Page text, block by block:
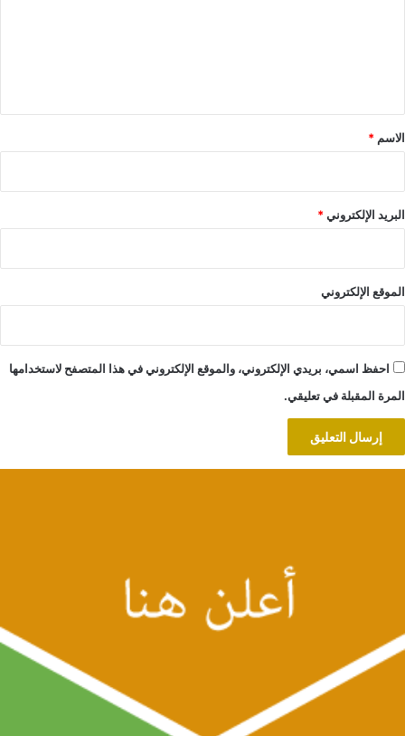
*
الاسم *
البريد الإلكتروني*
الموقع الإلكتروني
احفظ اسمي، بريدي الإلكتروني، والموقع الإلكتروني في هذا المتصفح لاستخدامها
المرة المقبلة في تعليقي.